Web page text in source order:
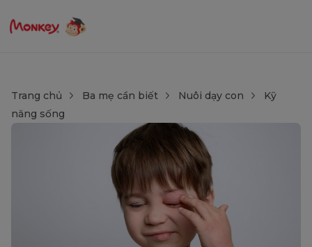
Trang chủ Ba mẹ cần biết Nuôi dạy con
Kỹ
năng sống